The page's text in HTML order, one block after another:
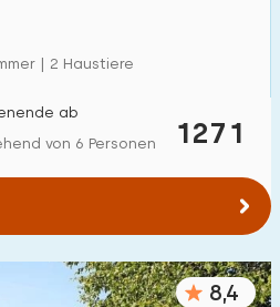
| 2 Haustiere
1271
ab
von 6 Personen
8,4